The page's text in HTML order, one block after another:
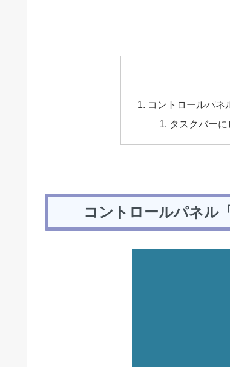
コントロールパネ
タスクバー
コントロールパネル